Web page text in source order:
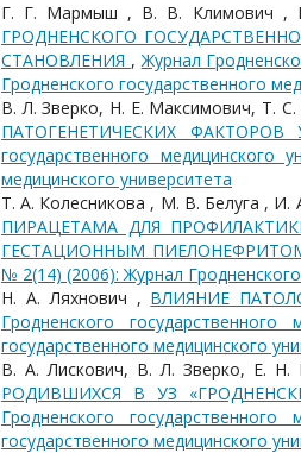
Г. Г. Мармыш , В. В. Климович
ГРОДНЕНСКОГО
СТАНОВЛЕНИЯ ,Журнал
Гродненского государственного
В. Л. Зверко, Н. Е. Максимович, Т.
ПАТОГЕНЕТИЧЕСКИХ
государственного медицинского
медицинского университета
Т. А. Колесникова , М. В. Белуга , И.
ПИРАЦЕТАМА ДЛЯ
ГЕСТАЦИОННЫМ
№ 2(14) (2006): Журнал
Н. А. Ляхнович , ВЛИЯНИЕ
Гродненского
государственного медицинского
В. А. Лискович, В. Л. Зверко, Е.
РОДИВШИХСЯ В УЗ
Гродненского
государственного медицинского